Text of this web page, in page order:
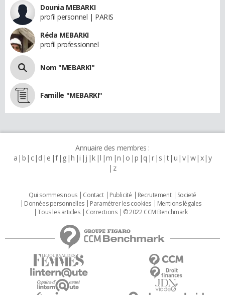
Dounia MEBARKI
profil personnel | PARIS
Réda MEBARKI
profil professionnel
Nom "MEBARKI"
Famille "MEBARKI"
Annuaire des membres :
a b c d e f g h i j k l m n o p q r s t u v w x y
z
Qui sommes nous Contact Publicité Recrutement
Societé
Données personnelles
Paramétrer les cookies
Mentions légales
Tous les articles
Corrections © 2022 CCM Benchmark